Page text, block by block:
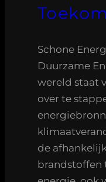
Schone
Duurzame
wereld staat
over te
de
brandstoffen